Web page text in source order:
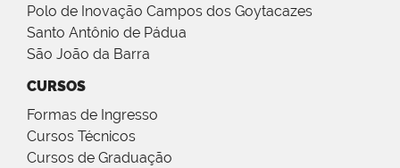
Polo de Inovação Campos dos Goytacazes
Santo Antônio de Pádua
São João da Barra
CURSOS
Formas de Ingresso
Cursos Técnicos
Cursos de Graduação